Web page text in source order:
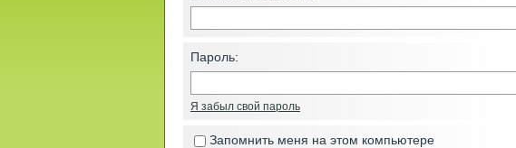
Пароль:
Я забыл свой пароль
Запомнить меня на этом компьютере